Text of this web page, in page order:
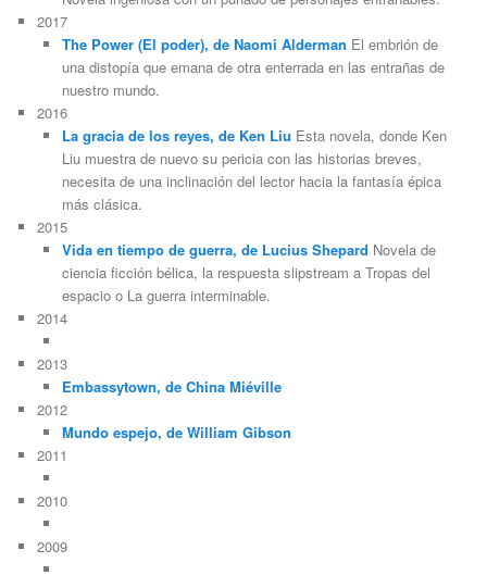
2017
The Power (El poder), de Naomi Alderman El embrión de
una distopía que emana de otra enterrada en las entrañas de
nuestro mundo.
2016
La gracia de los reyes, de Ken Liu Esta novela, donde Ken
Liu muestra de nuevo su pericia con las historias breves,
necesita de una inclinación del lector hacia la fantasía épica
más clásica.
2015
Vida en tiempo de guerra, de Lucius Shepard Novela de
ciencia ficción bélica, la respuesta slipstream a Tropas del
espacio o La guerra interminable.
2014
2013
Embassytown, de China Miéville
2012
Mundo espejo, de William Gibson
2011
2010
2009